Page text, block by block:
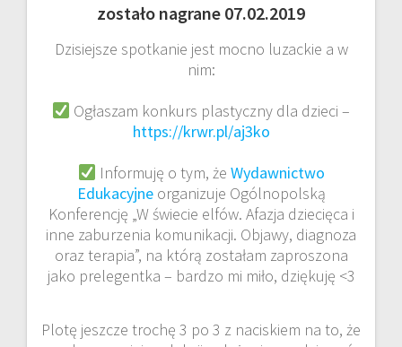
zostało nagrane 07.02.2019
Dzisiejsze spotkanie jest mocno luzackie a w
nim:
Ogłaszam konkurs plastyczny dla dzieci –
https://krwr.pl/aj3ko
Informuję o tym, że Wydawnictwo
Edukacyjneorganizuje Ogólnopolską
Konferencję „W świecie elfów. Afazja dziecięca i
inne zaburzenia komunikacji. Objawy, diagnoza
oraz terapia”, na którą zostałam zaproszona
jako prelegentka – bardzo mi miło, dziękuję <3
Plotę jeszcze trochę 3 po 3 z naciskiem na to, że